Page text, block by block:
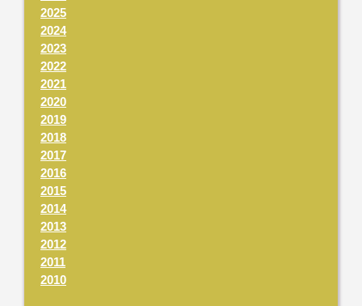
2025
2024
2023
2022
2021
2020
2019
2018
2017
2016
2015
2014
2013
2012
2011
2010